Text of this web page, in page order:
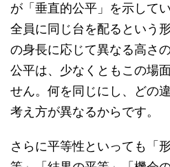
が「垂直的公平」を示してい
全員に同じ台を配るという
の身長に応じて異なる高さ
公平は、少なくともこの場
せん。何を同じにし、どの
考え方が異なるからです。
さらに平等性といっても「